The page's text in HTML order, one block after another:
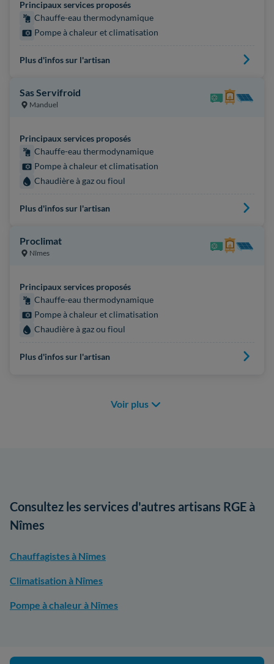
Principaux services proposés
Chauffe-eau thermodynamique
Pompe à chaleur et climatisation
Plus d'infos sur l'artisan
Sas Servifroid
Manduel
Principaux services proposés
Chauffe-eau thermodynamique
Pompe à chaleur et climatisation
Chaudière à gaz ou fioul
Plus d'infos sur l'artisan
Proclimat
Nîmes
Principaux services proposés
Chauffe-eau thermodynamique
Pompe à chaleur et climatisation
Chaudière à gaz ou fioul
Plus d'infos sur l'artisan
Voir plus
Consultez les services d'autres artisans RGE à
Nîmes
Chauffagistes à Nîmes
Climatisation à Nîmes
Pompe à chaleur à Nîmes